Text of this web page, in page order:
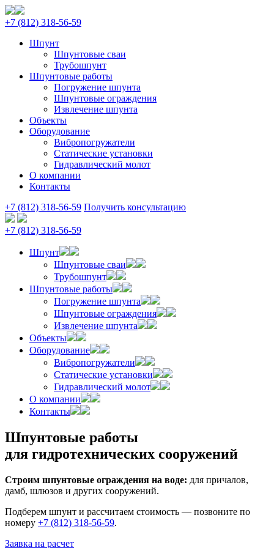
+7 (812) 318‑56‑59
Шпунт
Шпунтовые сваи
Трубошпунт
Шпунтовые работы
Погружение шпунта
Шпунтовые ограждения
Извлечение шпунта
Объекты
Оборудование
Вибропогружатели
Статические установки
Гидравлический молот
О компании
Контакты
+7 (812) 318‑56‑59 Получить консультацию
+7 (812) 318‑56‑59
Шпунт
Шпунтовые сваи
Трубошпунт
Шпунтовые работы
Погружение шпунта
Шпунтовые ограждения
Извлечение шпунта
Объекты
Оборудование
Вибропогружатели
Статические установки
Гидравлический молот
О компании
Контакты
Шпунтовые работы
для гидротехнических сооружений
Строим шпунтовые ограждения на воде: для причалов,
дамб, шлюзов и других сооружений.
Подберем шпунт и рассчитаем стоимость — позвоните по
номеру +7 (812) 318‑56‑59.
Заявка на расчет